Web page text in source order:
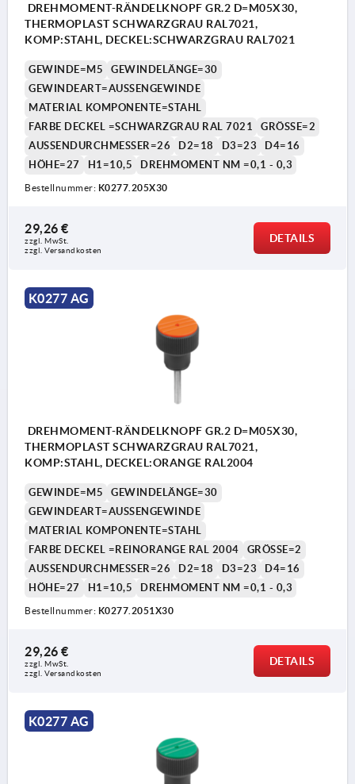
1) Stellschraube zum Einstellen des
DREHMOMENT-RÄNDELKNOPF GR.2 D=M05X30,
THERMOPLAST SCHWARZGRAU RAL7021,
KOMP:STAHL, DECKEL:SCHWARZGRAU RAL7021
GEWINDE=M5
GEWINDELÄNGE=30
GEWINDEART=AUSSENGEWINDE
MATERIAL KOMPONENTE=STAHL
FARBE DECKEL =SCHWARZGRAU RAL 7021
GRÖSSE=2
AUSSENDURCHMESSER=26
D2=18 D3=23
D4=16
HÖHE=27
H1=10,5 DREHMOMENT NM =0,1 - 0,3
Bestellnummer: K0277.205X30
29,26 €
zzgl. MwSt.
zzgl. Versandkosten
DETAILS
K0277 AG
DREHMOMENT-RÄNDELKNOPF GR.2 D=M05X30,
THERMOPLAST SCHWARZGRAU RAL7021,
KOMP:STAHL, DECKEL:ORANGE RAL2004
GEWINDE=M5
GEWINDELÄNGE=30
GEWINDEART=AUSSENGEWINDE
MATERIAL KOMPONENTE=STAHL
FARBE DECKEL =REINORANGE RAL 2004
GRÖSSE=2
AUSSENDURCHMESSER=26
D2=18 D3=23
D4=16
HÖHE=27
H1=10,5 DREHMOMENT NM =0,1 - 0,3
Bestellnummer: K0277.2051X30
29,26 €
zzgl. MwSt.
zzgl. Versandkosten
DETAILS
K0277 AG